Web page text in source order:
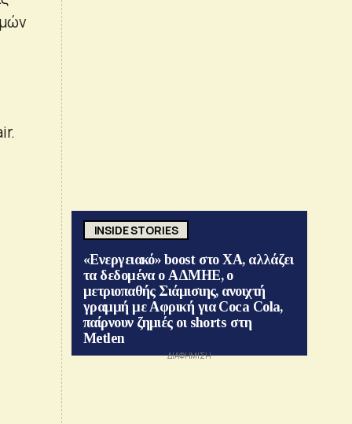
INSIDE STORIES
«Ενεργειακό» boost στο ΧΑ, αλλάζει
τα δεδομένα ο ΑΔΜΗΕ, ο
μετριοπαθής Σιάμισιης, ανοιχτή
γραμμή με Αφρική για Coca Cola,
παίρνουν ζημιές οι shorts στη
Metlen